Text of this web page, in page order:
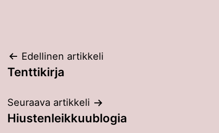
Artikkelien
selaus
Edellinen artikkeli
Tenttikirja
Seuraava artikkeli
Hiustenleikkuublogia